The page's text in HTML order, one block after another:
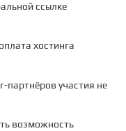
ссылке
хостинга
партнёров участия не
возможность